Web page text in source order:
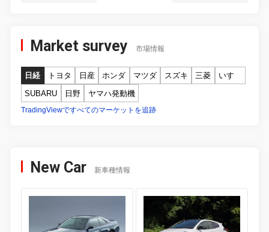
Market survey 市場情報
日経 トヨタ 日産 ホンダ マツダ スズキ 三菱
いすゞ
SUBARU
日野 ヤマハ発動機
TradingViewですべてのマーケットを追跡
New Car 新車種情報